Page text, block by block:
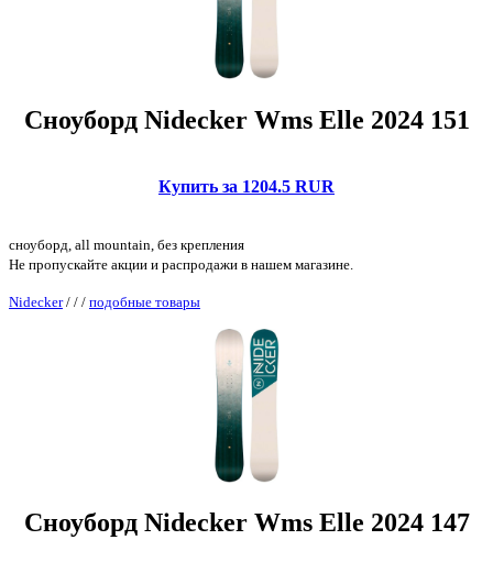
Сноуборд Nidecker Wms Elle 2024 151
Купить за 1204.5 RUR
сноуборд, all mountain, без крепления
Не пропускайте акции и распродажи в нашем магазине.
Nidecker/ / / подобные товары
Сноуборд Nidecker Wms Elle 2024 147